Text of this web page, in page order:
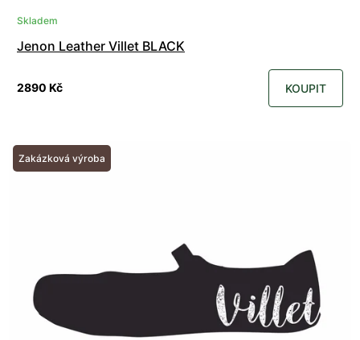
Skladem
Jenon Leather Villet BLACK
2890 Kč KOUPIT
Zakázková výroba